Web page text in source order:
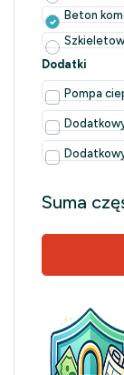
Beton
Dodatki
Pompa
Suma